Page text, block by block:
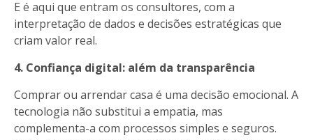
E é aqui que entram os consultores, com a
interpretação de dados e decisões estratégicas que
criam valor real.
4. Confiança digital: além da transparência
Comprar ou arrendar casa é uma decisão emocional. A
tecnologia não substitui a empatia, mas
complementa-a com processos simples e seguros.